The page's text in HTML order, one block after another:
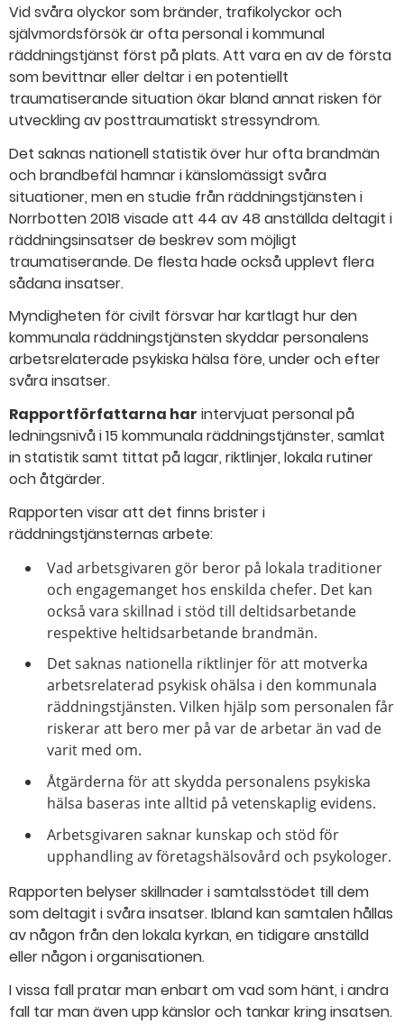
Vid svåra olyckor som bränder, trafikolyckor och
självmordsförsök är ofta personal i kommunal
räddningstjänst först på plats. Att vara en av de första
som bevittnar eller deltar i en potentiellt
traumatiserande situation ökar bland annat risken för
utveckling av posttraumatiskt stressyndrom.
Det saknas nationell statistik över hur ofta brandmän
och brandbefäl hamnar i känslomässigt svåra
situationer, men en studie från räddningstjänsten i
Norrbotten 2018 visade att 44 av 48 anställda deltagit i
räddningsinsatser de beskrev som möjligt
traumatiserande. De flesta hade också upplevt flera
sådana insatser.
Myndigheten för civilt försvar har kartlagt hur den
kommunala räddningstjänsten skyddar personalens
arbetsrelaterade psykiska hälsa före, under och efter
svåra insatser.
Rapportförfattarna har intervjuat personal på
ledningsnivå i 15 kommunala räddningstjänster, samlat
in statistik samt tittat på lagar, riktlinjer, lokala rutiner
och åtgärder.
Rapporten visar att det finns brister i
räddningstjänsternas arbete:
Vad arbetsgivaren gör beror på lokala traditioner
och engagemanget hos enskilda chefer. Det kan
också vara skillnad i stöd till deltidsarbetande
respektive heltidsarbetande brandmän.
Det saknas nationella riktlinjer för att motverka
arbetsrelaterad psykisk ohälsa i den kommunala
räddningstjänsten. Vilken hjälp som personalen får
riskerar att bero mer på var de arbetar än vad de
varit med om.
Åtgärderna för att skydda personalens psykiska
hälsa baseras inte alltid på vetenskaplig evidens.
Arbetsgivaren saknar kunskap och stöd för
upphandling av företagshälsovård och psykologer.
Rapporten belyser skillnader i samtalsstödet till dem
som deltagit i svåra insatser. Ibland kan samtalen hållas
av någon från den lokala kyrkan, en tidigare anställd
eller någon i organisationen.
I vissa fall pratar man enbart om vad som hänt, i andra
fall tar man även upp känslor och tankar kring insatsen.